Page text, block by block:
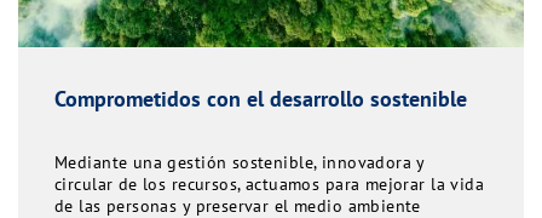
Comprometidos con el desarrollo sostenible
Mediante una gestión sostenible, innovadora y
circular de los recursos, actuamos para mejorar la vida
de las personas y preservar el medio ambiente